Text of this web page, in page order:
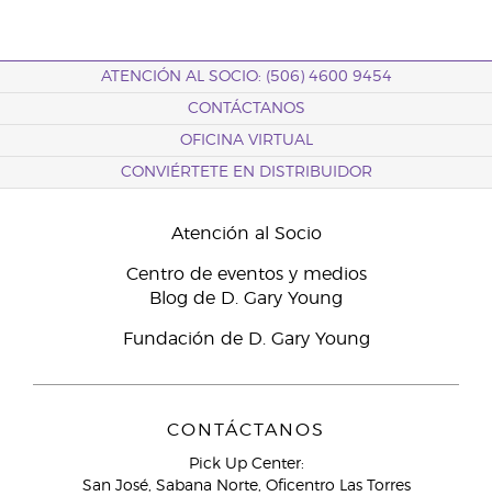
ATENCIÓN AL SOCIO: (506) 4600 9454
CONTÁCTANOS
OFICINA VIRTUAL
CONVIÉRTETE EN DISTRIBUIDOR
Atención al Socio
Centro de eventos y medios
Blog de D. Gary Young
Fundación de D. Gary Young
CONTÁCTANOS
Pick Up Center:
San José, Sabana Norte, Oficentro Las Torres